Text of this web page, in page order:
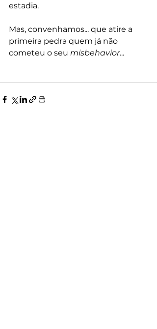
estadia.
Mas, convenhamos... que atire a
primeira pedra quem já não
cometeu o seu misbehavior...